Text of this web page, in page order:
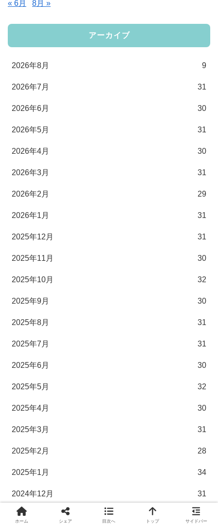
« 6月 8月 »
アーカイブ
2026年8月 9
2026年7月 31
2026年6月 30
2026年5月 31
2026年4月 30
2026年3月 31
2026年2月 29
2026年1月 31
2025年12月 31
2025年11月 30
2025年10月 32
2025年9月 30
2025年8月 31
2025年7月 31
2025年6月 30
2025年5月 32
2025年4月 30
2025年3月 31
2025年2月 28
2025年1月 34
2024年12月 31
2024年11月 30
ホーム シェア 目次へ トップ サイドバー